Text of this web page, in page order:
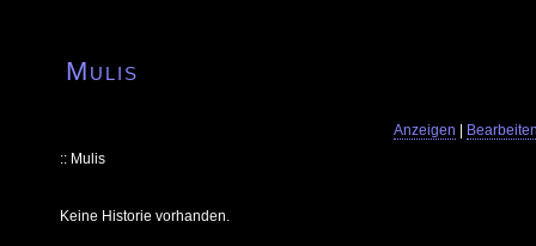
Mulis
Anzeigen
:: Mulis
Keine Historie vorhanden.